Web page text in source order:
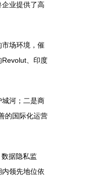
业提供了高
场环境，催
Revolut、印度
河；二是商
的国际化运营
据隐私监
领先地位依